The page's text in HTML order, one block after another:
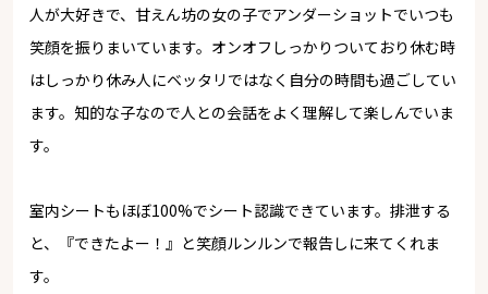
人が大好きで、甘えん坊の女の子でアンダーショットでいつも
笑顔を振りまいています。オンオフしっかりついており休む時
はしっかり休み人にベッタリではなく自分の時間も過ごしてい
ます。知的な子なので人との会話をよく理解して楽しんでいま
す。
室内シートもほぼ100%でシート認識できています。排泄する
と、『できたよー！』と笑顔ルンルンで報告しに来てくれま
す。